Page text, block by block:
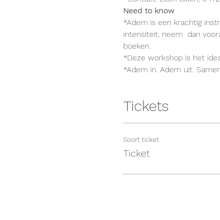
Need to know
*Adem is een krachtig
intensiteit, neem  dan
boeken.
*Deze workshop is het
*Adem in. Adem uit.
Tickets
Soort ticket
Ticket